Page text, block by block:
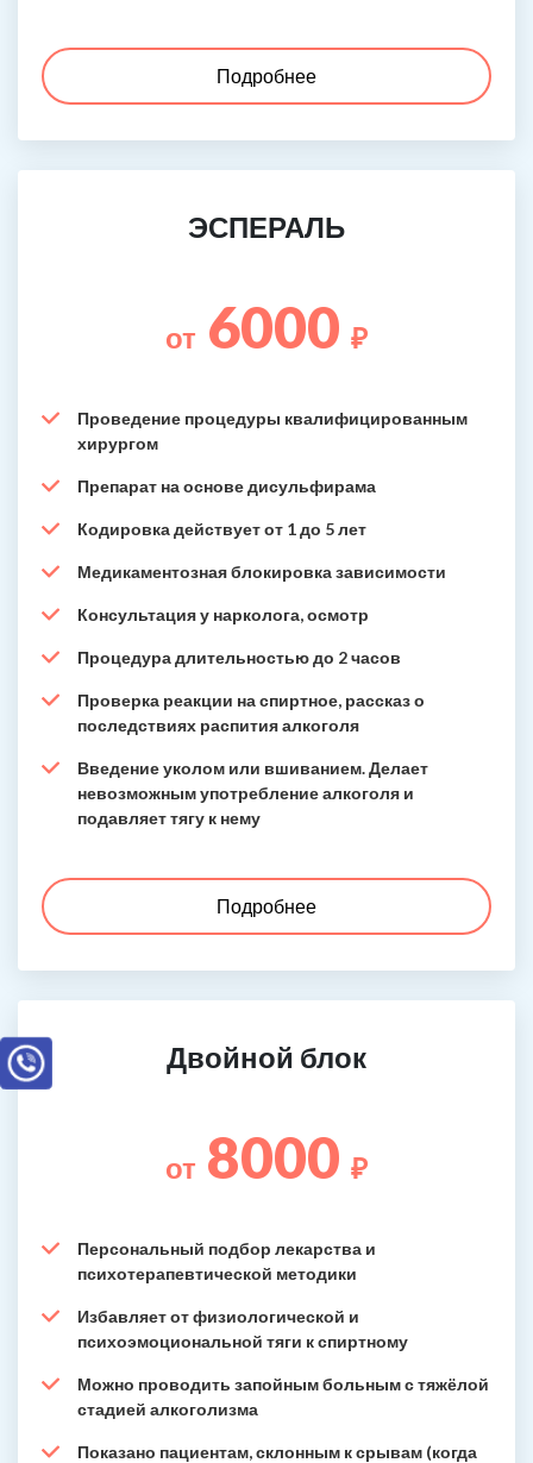
Подробнее
ЭСПЕРАЛЬ
от 6000 ₽
Проведение процедуры квалифицированным
хирургом
Препарат на основе дисульфирама
Кодировка действует от 1 до 5 лет
Медикаментозная блокировка зависимости
Консультация у нарколога, осмотр
Процедура длительностью до 2 часов
Проверка реакции на спиртное, рассказ о
последствиях распития алкоголя
Введение уколом или вшиванием. Делает
невозможным употребление алкоголя и
подавляет тягу к нему
Подробнее
Двойной блок
от 8000 ₽
Персональный подбор лекарства и
психотерапевтической методики
Избавляет от физиологической и
психоэмоциональной тяги к спиртному
Можно проводить запойным больным с тяжёлой
стадией алкоголизма
Показано пациентам, склонным к срывам (когда